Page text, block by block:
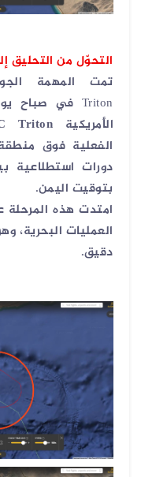
التحوّل من التحليق
تمت المهمة
Triton
الأمريكية Triton
الفعلية فوق
دورات استطلاعية
بتوقيت اليمن.
امتدت هذه المرحلة
العمليات البحرية،
دقيق.